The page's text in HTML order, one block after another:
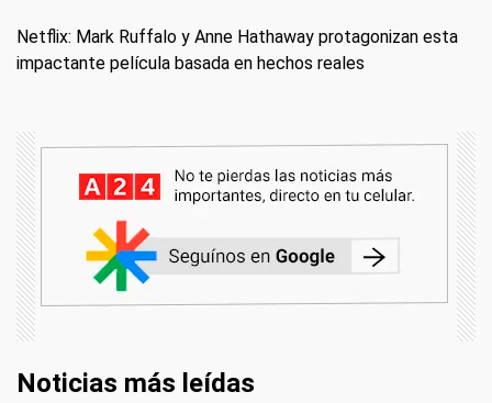
Netflix: Mark Ruffalo y Anne Hathaway protagonizan esta
impactante película basada en hechos reales
Noticias más leídas